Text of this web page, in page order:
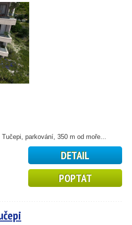
DO(m)
položek)
parkování, 350 m od moře...
DETAIL
POPTAT